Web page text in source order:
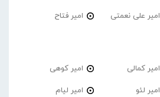
امیر علی نعمتی امیر فتاح
امیر کمالی امیر کوهی
امیر لئو امیر لیام